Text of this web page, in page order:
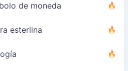
de moneda
esterlina